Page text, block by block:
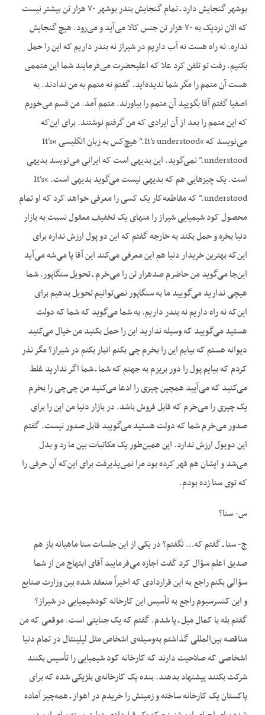
بوشهر گنجایش دارد ـ تمام گنجایش بندر بوشهر ۷۰ هزار تن بیشتر نیست
که الان نزدیک به ۷۰ هزار تن جنس کالا می‌آید و می‌رود. هیچ گنجایش
نداره. نه راه هست نه آب داریم در شیراز نه بندر داریم که این را حمل
بکنیم. رفت تو تلفن کرد علا که اعلیحضرت می‌فرمایند شما این متممی
هست آن متمم را مگر شما ندیده‌اید. گفتم نه متمم به من ندادند. به
اصفیا گفتم آقا بگویید آن متمم را بیاورند. متمم آمد. من قسم می‌خورم
که این متمم را بعد از آن ایرادی که من گرفتم نوشتند. برای این‌که
می‌نویسد که “It’s understood.” هیچ‌کس به زبان انگلیسی “It’s
understood.” نمی‌گوید. این بدیهی است که ایرانی می‌نویسد بدیهی
است. یک چیزهایی هم که بدیهی نیست می‌گوید بدیهی است. “It’s
understood.” که مقاطعه‌کار یک کسی را معرفی خواهد کرد که او تمام
محصول کود شیمیایی شیراز را منهای یک تخفیف معقول نسبت به بازار
دنیا بخره و حمل بکند به خارجه گفتم که این دو پول ارزش نداره برای
این‌که بهترین خریدار دنیا هم این معرفی می‌کند این آقا پا می‌شه می‌آید
این‌جا می‌گوید من حاضرم صدهزار تن را می‌خرم ـ تحویل سنگاپور. شما
هیچی ندارید می‌گویید ما به سنگاپور نمی‌توانیم تحویل بدهیم برای
این‌که نه راه داریم نه بندر داریم. به شما می‌گوید که شما که دولت
هستید می‌گویید که وسیله ندارید این را حمل بکنید من خیال می‌کنید
دیوانه هستم که بیایم این را بخرم چی بکنم انبار بکنم در شیراز؟ مگر نذر
کردم که بیایم پول را دور بریزم به جهنم که شما ـ شما اگر ندارید غلط
می‌کنید که می‌آیید همچین چیزی را ادعا می‌کنید من چی‌چی را بخرم
یک چیزی را می‌خرم که قابل فروش باشد. در بازار دنیا من این را برای
صدور می‌خرم شما که دولت هستید می‌گویید قابل صدور نیست. گفتم
این دویول ارزش ندارد. این همین‌طور یک مکاتبات بین ما رد و بدل
می‌شد و ایشان هم قهر کرده بود مرا نمی‌پذیرفت برای این‌که آن حرفی را
که توی سنا زده بودم.
س- سنا؟
ج- سنا ـ گفتم که… نگفتم؟ در یکی از این جلسات سنا ماهیانه باز هم
صدیق اعلم سؤال کرد گفت اجازه می‌فرمایید آقای ابتهاج من از شما
سؤالی بکنم راجع به این قراردادی که اخیراً منعقد شده بین وزارت صنایع
و این کنسرسیوم راجع به تأسیس این کارخانه کودشیمیایی در شیراز؟
گفتم بله با کمال میل ـ پا شدم. گفتم که یک جنایتی است. موقعی که من
مناقصه بین‌المللی گذاشتم به‌وسیله‌ی اشخاص مثل لیلینتال در تمام دنیا
اشخاصی که صلاحیت دارند که کارخانه کود شیمیایی را تأسیس بکنند
شرکت بکنند پیشنهاد بدهند. بنده یک کارخانه‌ی بلژیکی شده که برای
پاکستان یک کارخانه ساخته و زمینش را خریدم در اهواز ـ همه‌چیز آماده